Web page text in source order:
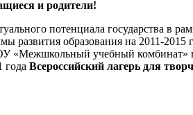
и родители!
потенциала государства в
развития образования на 2011-
«Межшкольный учебный
года Всероссийский лагерь для